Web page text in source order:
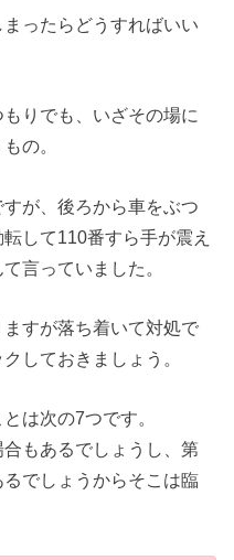
ったらどうすればいい
りでも、いざその場に
の。
が、後ろから車をぶつ
して110番すら手が震え
言っていました。
すが落ち着いて対処で
しておきましょう。
は次の7つです。
合もあるでしょうし、第
でしょうからそこは臨